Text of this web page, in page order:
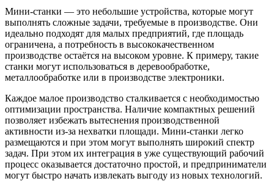
Мини-станки — это небольшие устройства, которые могут
выполнять сложные задачи, требуемые в производстве. Они
идеально подходят для малых предприятий, где площадь
ограничена, а потребность в высококачественном
производстве остаётся на высоком уровне. К примеру, такие
станки могут использоваться в деревообработке,
металлообработке или в производстве электроники.
Каждое малое производство сталкивается с необходимостью
оптимизации пространства. Наличие компактных решений
позволяет избежать вытеснения производственной
активности из-за нехватки площади. Мини-станки легко
размещаются и при этом могут выполнять широкий спектр
задач. При этом их интеграция в уже существующий рабочий
процесс оказывается достаточно простой, и предприниматели
могут быстро начать извлекать выгоду из новых технологий.